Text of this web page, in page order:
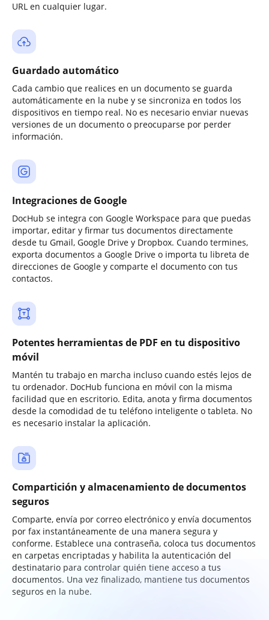
URL en cualquier lugar.
Guardado automático
Cada cambio que realices en un documento se guarda
automáticamente en la nube y se sincroniza en todos los
dispositivos en tiempo real. No es necesario enviar nuevas
versiones de un documento o preocuparse por perder
información.
Integraciones de Google
DocHub se integra con Google Workspace para que puedas
importar, editar y firmar tus documentos directamente
desde tu Gmail, Google Drive y Dropbox. Cuando termines,
exporta documentos a Google Drive o importa tu libreta de
direcciones de Google y comparte el documento con tus
contactos.
Potentes herramientas de PDF en tu dispositivo
móvil
Mantén tu trabajo en marcha incluso cuando estés lejos de
tu ordenador. DocHub funciona en móvil con la misma
facilidad que en escritorio. Edita, anota y firma documentos
desde la comodidad de tu teléfono inteligente o tableta. No
es necesario instalar la aplicación.
Compartición y almacenamiento de documentos
seguros
Comparte, envía por correo electrónico y envía documentos
por fax instantáneamente de una manera segura y
conforme. Establece una contraseña, coloca tus documentos
en carpetas encriptadas y habilita la autenticación del
destinatario para controlar quién tiene acceso a tus
documentos. Una vez finalizado, mantiene tus documentos
seguros en la nube.